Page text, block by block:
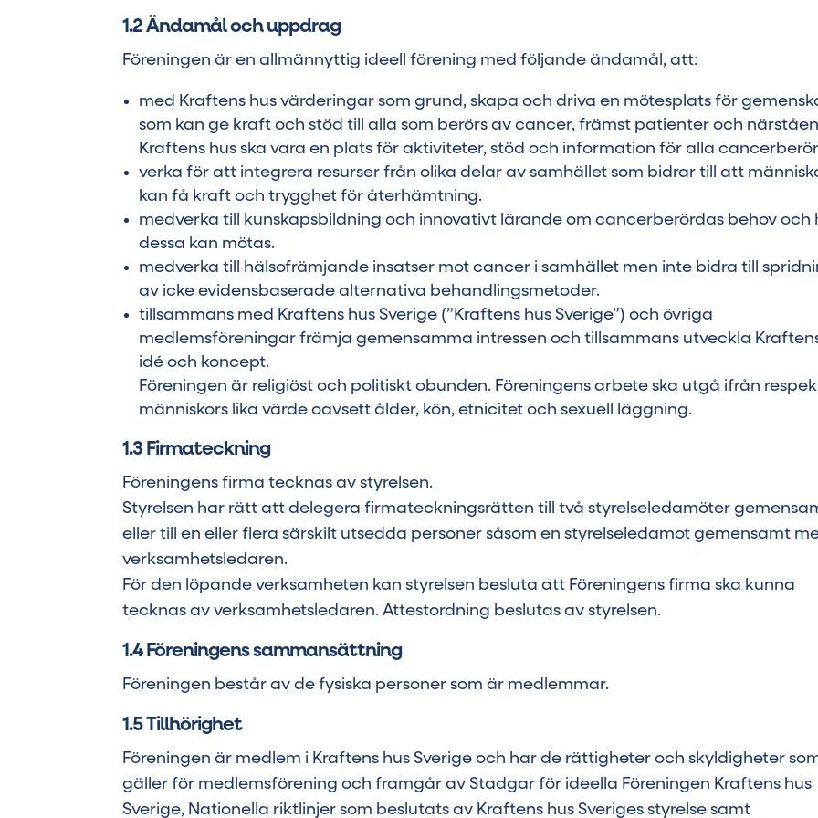
1.2 Ändamål och uppdrag
Föreningen är en allmännyttig ideell förening med följande ändamål, att:
med Kraftens hus värderingar som grund, skapa och driva en mötesplats för
som kan ge kraft och stöd till alla som berörs av cancer, främst patienter och
Kraftens hus ska vara en plats för aktiviteter, stöd och information för alla
verka för att integrera resurser från olika delar av samhället som bidrar till att
kan få kraft och trygghet för återhämtning.
medverka till kunskapsbildning och innovativt lärande om cancerberördas behov och
dessa kan mötas.
medverka till hälsofrämjande insatser mot cancer i samhället men inte bidra till
av icke evidensbaserade alternativa behandlingsmetoder.
tillsammans med Kraftens hus Sverige (”Kraftens hus Sverige”) och övriga
medlemsföreningar främja gemensamma intressen och tillsammans utveckla
idé och koncept.
Föreningen är religiöst och politiskt obunden. Föreningens arbete ska utgå ifrån
människors lika värde oavsett ålder, kön, etnicitet och sexuell läggning.
1.3 Firmateckning
Föreningens firma tecknas av styrelsen.
Styrelsen har rätt att delegera firmateckningsrätten till två styrelseledamöter
eller till en eller flera särskilt utsedda personer såsom en styrelseledamot gemensamt
verksamhetsledaren.
För den löpande verksamheten kan styrelsen besluta att Föreningens firma ska kunna
tecknas av verksamhetsledaren. Attestordning beslutas av styrelsen.
1.4 Föreningens sammansättning
Föreningen består av de fysiska personer som är medlemmar.
1.5 Tillhörighet
Föreningen är medlem i Kraftens hus Sverige och har de rättigheter och skyldigheter
gäller för medlemsförening och framgår av Stadgar för ideella Föreningen Kraftens hus
Sverige, Nationella riktlinjer som beslutats av Kraftens hus Sveriges styrelse samt